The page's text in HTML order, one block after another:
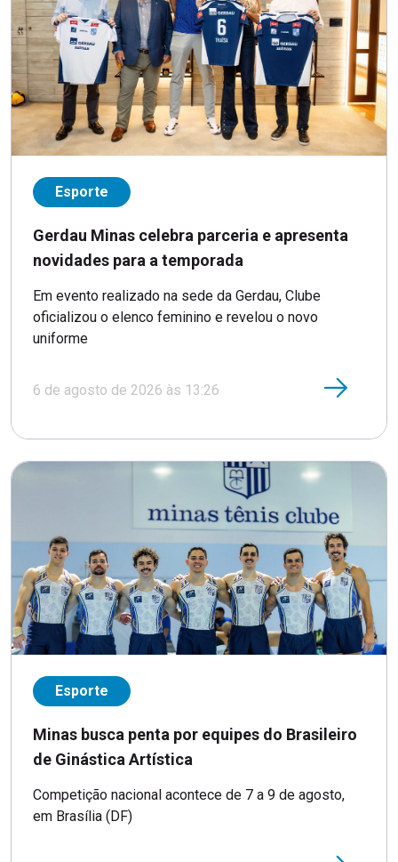
Esporte
Gerdau Minas celebra parceria e apresenta
novidades para a temporada
Em evento realizado na sede da Gerdau, Clube
oficializou o elenco feminino e revelou o novo
uniforme
6 de agosto de 2026 às 13:26
Esporte
Minas busca penta por equipes do Brasileiro
de Ginástica Artística
Competição nacional acontece de 7 a 9 de agosto,
em Brasília (DF)